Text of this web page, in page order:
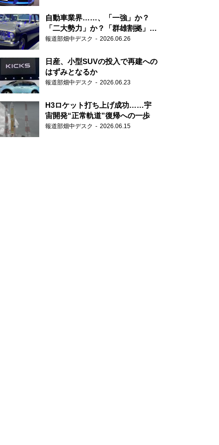
自動車業界……、「一強」か？
「二大勢力」か？「群雄割拠」
か？
報道部畑中デスク 2026.06.26
日産、小型SUVの投入で再建への
はずみとなるか
報道部畑中デスク 2026.06.23
H3ロケット打ち上げ成功……宇
宙開発“正常軌道”復帰への一歩
報道部畑中デスク 2026.06.15